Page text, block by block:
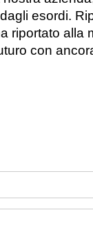
esordi.
riportato alla
con